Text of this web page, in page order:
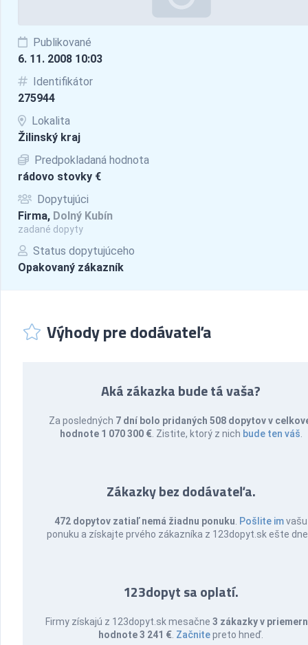
Publikované
6. 11. 2008 10:03
Identifikátor
275944
Lokalita
Žilinský kraj
Predpokladaná hodnota
rádovo stovky €
Dopytujúci
Firma, Dolný Kubín
zadané dopyty
Status dopytujúceho
Opakovaný zákazník
Výhody pre dodávateľa
Aká zákazka bude tá vaša?
Za posledných 7 dní bolo pridaných 508 dopytov v
hodnote 1 070 300 € . Zistite, ktorý z nich bude ten váš
Zákazky bez dodávateľa.
472 dopytov zatiaľ nemá žiadnu ponuku Pošlite imvašu
ponuku a získajte prvého zákazníka z 123dopyt.sk ešte
123dopyt sa oplatí.
Firmy získajú z 123dopyt.sk mesačne3 zákazky v
hodnote 3 241 € Začnitepreto hneď.